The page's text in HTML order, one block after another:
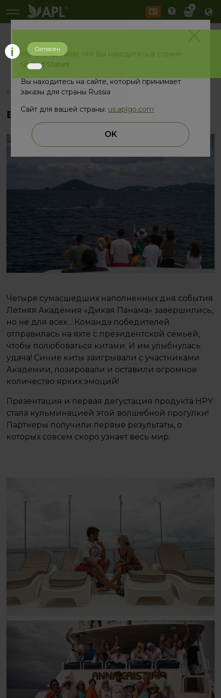
0
История
2026 год
назад
В погоне за китами
Четыре сумасшедших наполненных дня события
Летняя Академия «Дикая Панама» завершились,
но не для всех… Команда победителей
отправилась на яхте с президентской семьей,
чтобы полюбоваться китами. И им улыбнулась
удача! Синие киты заигрывали с участниками
Академии, позировали и оставили огромное
количество ярких эмоций!
Презентация и первая дегустация продукта HPY
стала кульминацией этой волшебной прогулки!
Партнеры получили первые результаты, о
которых совсем скоро узнает весь мир.
Мы определили, что Вы находитесь в стране
United States
Вы находитесь на сайте, который принимает
заказы для страны Russia
Сайт для вашей страны: us.aplgo.com
OK
Согласен